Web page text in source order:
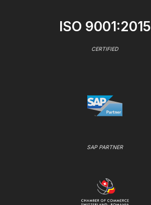
ISO 9001:2015
CERTIFIED
SAP PARTNER